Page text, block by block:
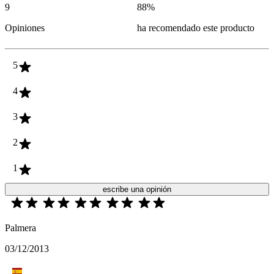
9
Opiniones
88%
ha recomendado este producto
5
4
3
2
1
escribe una opinión
Palmera
03/12/2013